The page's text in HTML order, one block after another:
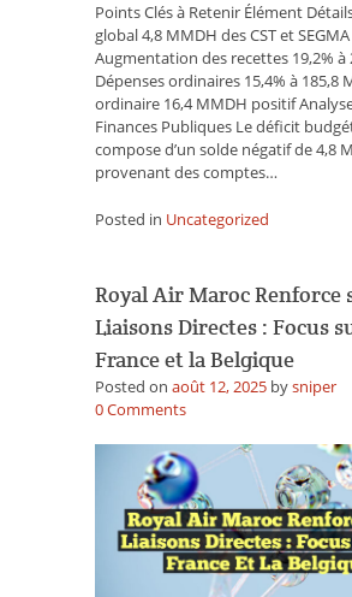
les
finances
publiques
à
fin
juillet
Points Clés à Retenir Élément
global 4,8 MMDH des CST et SEGMA
Augmentation des recettes 19,2% à
Dépenses ordinaires 15,4% à 185,8
ordinaire 16,4 MMDH positif
Finances Publiques Le déficit
compose d’un solde négatif de 4,8
provenant des comptes…
Posted in Uncategorized
Royal Air Maroc Renforce
Liaisons Directes : Focus
France et la Belgique
Posted on août 12, 2025 bysniper
0Commentson
Air
Maroc
Renforce
ses
Liaisons
Directes